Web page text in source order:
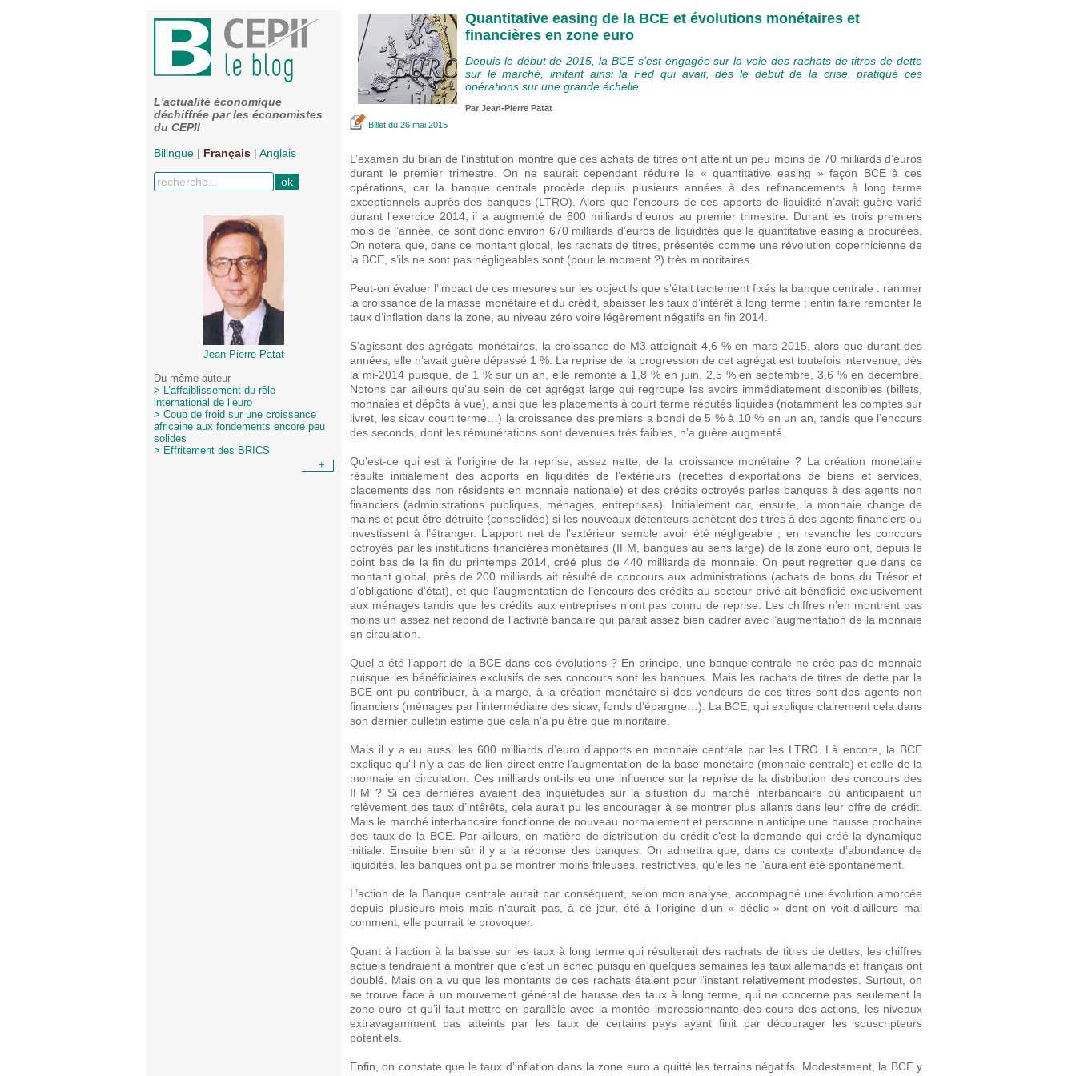
L'actualité économique
déchiffrée par les économistes
du CEPII
Bilingue | Français | Anglais
Jean-Pierre Patat
Du même auteur
> L’affaiblissement du rôle
international de l’euro
> Coup de froid sur une croissance
africaine aux fondements encore peu
solides
> Effritement des BRICS
+
Quantitative easing de la BCE et évolutions monétaires et
financières en zone euro
Depuis le début de 2015, la BCE s’est engagée sur la voie des rachats de titres de dette
sur le marché, imitant ainsi la Fed qui avait, dés le début de la crise, pratiqué ces
opérations sur une grande échelle.
Par Jean-Pierre Patat
Billet du 26 mai 2015
L’examen du bilan de l’institution montre que ces achats de titres ont atteint un peu moins de 70 milliards d’euros
durant le premier trimestre. On ne saurait cependant réduire le « quantitative easing » façon BCE à ces
opérations, car la banque centrale procède depuis plusieurs années à des refinancements à long terme
exceptionnels auprès des banques (LTRO). Alors que l’encours de ces apports de liquidité n’avait guère varié
durant l’exercice 2014, il a augmenté de 600 milliards d’euros au premier trimestre. Durant les trois premiers
mois de l’année, ce sont donc environ 670 milliards d’euros de liquidités que le quantitative easing a procurées.
On notera que, dans ce montant global, les rachats de titres, présentés comme une révolution copernicienne de
la BCE, s’ils ne sont pas négligeables sont (pour le moment ?) très minoritaires.
Peut-on évaluer l’impact de ces mesures sur les objectifs que s’était tacitement fixés la banque centrale : ranimer
la croissance de la masse monétaire et du crédit, abaisser les taux d’intérêt à long terme ; enfin faire remonter le
taux d’inflation dans la zone, au niveau zéro voire légèrement négatifs en fin 2014.
S’agissant des agrégats monétaires, la croissance de M3 atteignait 4,6 % en mars 2015, alors que durant des
années, elle n’avait guère dépassé 1 %. La reprise de la progression de cet agrégat est toutefois intervenue, dès
la mi-2014 puisque, de 1 % sur un an, elle remonte à 1,8 % en juin, 2,5 % en septembre, 3,6 % en décembre.
Notons par ailleurs qu’au sein de cet agrégat large qui regroupe les avoirs immédiatement disponibles (billets,
monnaies et dépôts à vue), ainsi que les placements à court terme réputés liquides (notamment les comptes sur
livret, les sicav court terme…) la croissance des premiers a bondi de 5 % à 10 % en un an, tandis que l’encours
des seconds, dont les rémunérations sont devenues très faibles, n’a guère augmenté.
Qu’est-ce qui est à l’origine de la reprise, assez nette, de la croissance monétaire ? La création monétaire
résulte initialement des apports en liquidités de l’extérieurs (recettes d’exportations de biens et services,
placements des non résidents en monnaie nationale) et des crédits octroyés parles banques à des agents non
financiers (administrations publiques, ménages, entreprises). Initialement car, ensuite, la monnaie change de
mains et peut être détruite (consolidée) si les nouveaux détenteurs achètent des titres à des agents financiers ou
investissent à l’étranger. L’apport net de l’extérieur semble avoir été négligeable ; en revanche les concours
octroyés par les institutions financières monétaires (IFM, banques au sens large) de la zone euro ont, depuis le
point bas de la fin du printemps 2014, créé plus de 440 milliards de monnaie. On peut regretter que dans ce
montant global, près de 200 milliards ait résulté de concours aux administrations (achats de bons du Trésor et
d’obligations d’état), et que l’augmentation de l’encours des crédits au secteur privé ait bénéficié exclusivement
aux ménages tandis que les crédits aux entreprises n’ont pas connu de reprise. Les chiffres n’en montrent pas
moins un assez net rebond de l’activité bancaire qui parait assez bien cadrer avec l’augmentation de la monnaie
en circulation.
Quel a été l’apport de la BCE dans ces évolutions ? En principe, une banque centrale ne crée pas de monnaie
puisque les bénéficiaires exclusifs de ses concours sont les banques. Mais les rachats de titres de dette par la
BCE ont pu contribuer, à la marge, à la création monétaire si des vendeurs de ces titres sont des agents non
financiers (ménages par l’intermédiaire des sicav, fonds d’épargne…). La BCE, qui explique clairement cela dans
son dernier bulletin estime que cela n’a pu être que minoritaire.
Mais il y a eu aussi les 600 milliards d’euro d’apports en monnaie centrale par les LTRO. Là encore, la BCE
explique qu’il n’y a pas de lien direct entre l’augmentation de la base monétaire (monnaie centrale) et celle de la
monnaie en circulation. Ces milliards ont-ils eu une influence sur la reprise de la distribution des concours des
IFM ? Si ces dernières avaient des inquiétudes sur la situation du marché interbancaire où anticipaient un
relèvement des taux d’intérêts, cela aurait pu les encourager à se montrer plus allants dans leur offre de crédit.
Mais le marché interbancaire fonctionne de nouveau normalement et personne n’anticipe une hausse prochaine
des taux de la BCE. Par ailleurs, en matière de distribution du crédit c’est la demande qui créé la dynamique
initiale. Ensuite bien sûr il y a la réponse des banques. On admettra que, dans ce contexte d’abondance de
liquidités, les banques ont pu se montrer moins frileuses, restrictives, qu’elles ne l’auraient été spontanément.
L’action de la Banque centrale aurait par conséquent, selon mon analyse, accompagné une évolution amorcée
depuis plusieurs mois mais n‘aurait pas, à ce jour, été à l’origine d’un « déclic » dont on voit d’ailleurs mal
comment, elle pourrait le provoquer.
Quant à l’action à la baisse sur les taux à long terme qui résulterait des rachats de titres de dettes, les chiffres
actuels tendraient à montrer que c’est un échec puisqu’en quelques semaines les taux allemands et français ont
doublé. Mais on a vu que les montants de ces rachats étaient pour l‘instant relativement modestes. Surtout, on
se trouve face à un mouvement général de hausse des taux à long terme, qui ne concerne pas seulement la
zone euro et qu’il faut mettre en parallèle avec la montée impressionnante des cours des actions, les niveaux
extravagamment bas atteints par les taux de certains pays ayant finit par décourager les souscripteurs
potentiels.
Enfin, on constate que le taux d’inflation dans la zone euro a quitté les terrains négatifs. Modestement, la BCE y